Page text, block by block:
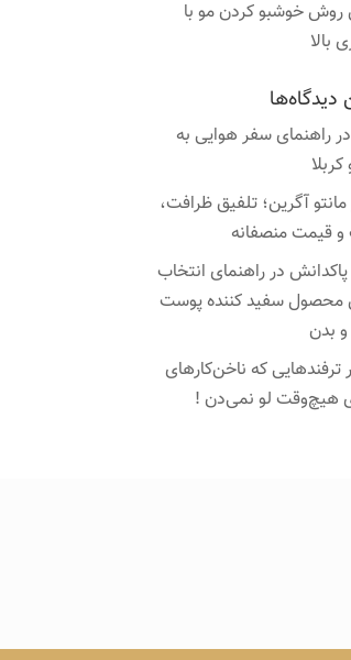
روش خوشبو کردن مو با
بالا
دیدگاه‌ها
درراهنمای سفر هوایی به
مانتو آگرین؛ تلفیق ظرافت،
قیمت منصفانه
پاکدانش درراهنمای انتخاب
محصول سفید کننده پوست
بدن
ترفندهایی که ناخن‌کارهای
هیچ‌وقت لو نمی‌دن !